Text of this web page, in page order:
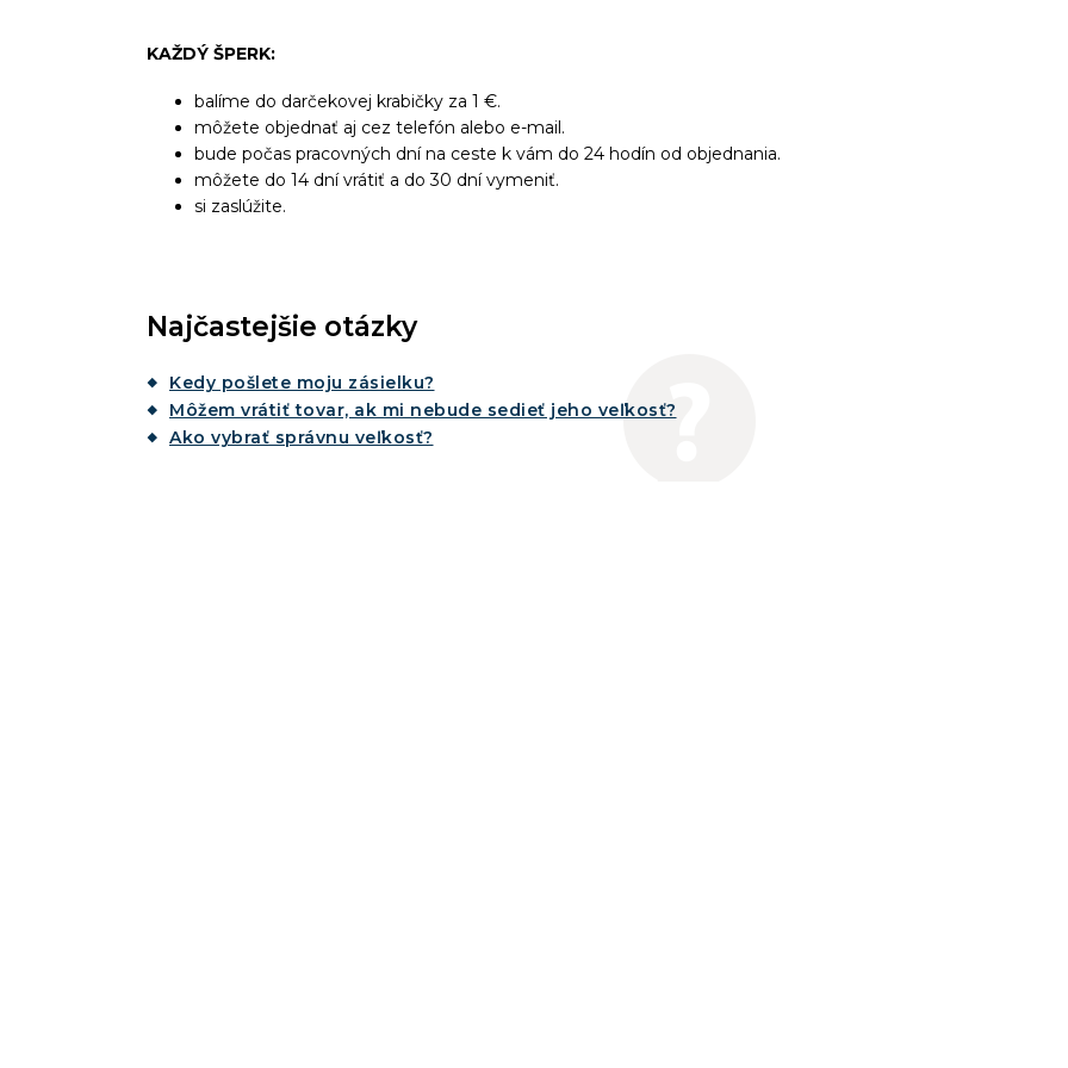
KAŽDÝ ŠPERK:
balíme do darčekovej krabičky za 1 €.
môžete objednať aj cez telefón alebo e-mail.
bude počas pracovných dní na ceste k vám do 24 hodín od objednania.
môžete do 14 dní vrátiť a do 30 dní vymeniť.
si zaslúžite.
Najčastejšie otázky
Kedy pošlete moju zásielku?
Môžem vrátiť tovar, ak mi nebude sedieť jeho veľkosť?
Ako vybrať správnu veľkosť?